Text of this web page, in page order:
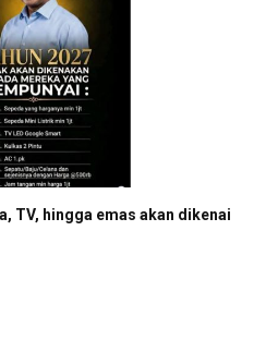
TV, hingga emas akan dikenai